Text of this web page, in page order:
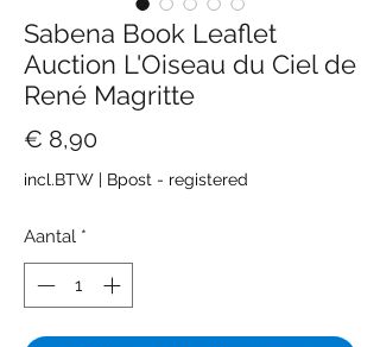
Sabena Book Leaflet
Auction L'Oiseau du Ciel de
René Magritte
€ 8,90Prijs
incl.BTW | Bpost - registered
Aantal *